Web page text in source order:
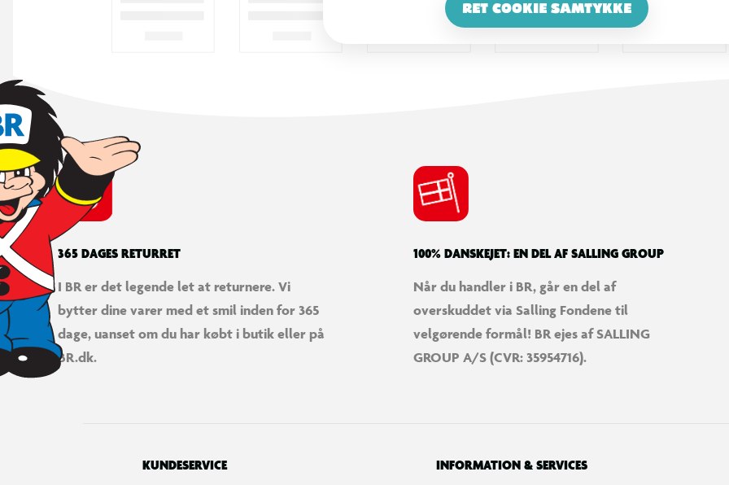
RET COOKIE SAMTYKKE
365 DAGES RETURRET
I BR er det legende let at returnere. Vi
bytter dine varer med et smil inden for 365
dage, uanset om du har købt i butik eller på
BR.dk.
100% DANSKEJET: EN DEL AF SALLING GROUP
Når du handler i BR, går en del af
overskuddet via Salling Fondene til
velgørende formål! BR ejes af SALLING
GROUP A/S (CVR: 35954716).
KUNDESERVICE INFORMATION & SERVICES